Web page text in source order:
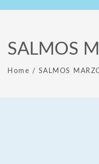
SALMOS
Home / SALMOS